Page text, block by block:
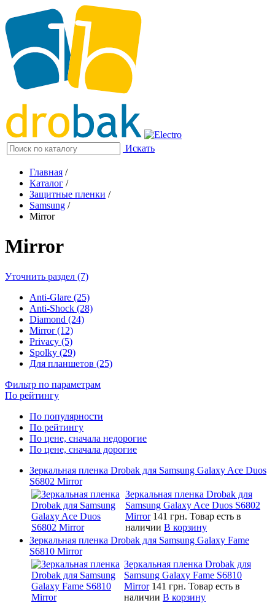
Искать
Главная /
Каталог /
Защитные пленки /
Samsung /
Mirror
Mirror
Уточнить раздел (7)
Anti-Glare (25)
Anti-Shock (28)
Diamond (24)
Mirror (12)
Privacy (5)
Spolky (29)
Для планшетов (25)
Фильтр по параметрам
По рейтингу
По популярности
По рейтингу
По цене, сначала недорогие
По цене, сначала дорогие
Зеркальная пленка Drobak для Samsung Galaxy Ace Duos
S6802 Mirror
Зеркальная пленка Drobak для
Samsung Galaxy Ace Duos S6802
Mirror 141 грн. Товар есть в
наличии В корзину
Зеркальная пленка Drobak для Samsung Galaxy Fame
S6810 Mirror
Зеркальная пленка Drobak для
Samsung Galaxy Fame S6810
Mirror 141 грн. Товар есть в
наличии В корзину